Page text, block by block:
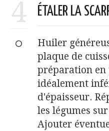
4 ÉTALER LA
Huiler
plaque de
préparation en
idéalement
d'épaisseur.
les légumes
Ajouter